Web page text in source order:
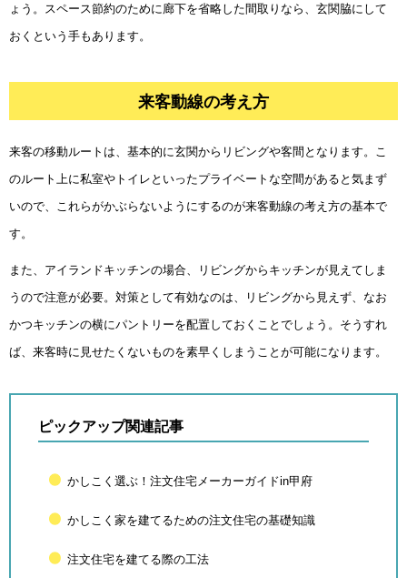
ょう。スペース節約のために廊下を省略した間取りなら、玄関脇にして
おくという手もあります。
来客動線の考え方
来客の移動ルートは、基本的に玄関からリビングや客間となります。こ
のルート上に私室やトイレといったプライベートな空間があると気まず
いので、これらがかぶらないようにするのが来客動線の考え方の基本で
す。
また、アイランドキッチンの場合、リビングからキッチンが見えてしま
うので注意が必要。対策として有効なのは、リビングから見えず、なお
かつキッチンの横にパントリーを配置しておくことでしょう。そうすれ
ば、来客時に見せたくないものを素早くしまうことが可能になります。
ピックアップ関連記事
かしこく選ぶ！注文住宅メーカーガイドin甲府
かしこく家を建てるための注文住宅の基礎知識
注文住宅を建てる際の工法